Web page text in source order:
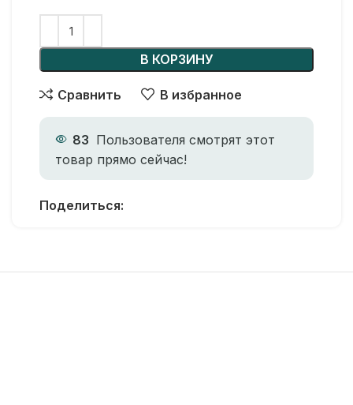
В КОРЗИНУ
Сравнить В избранное
83 Пользователя смотрят этот
товар прямо сейчас!
Поделиться: